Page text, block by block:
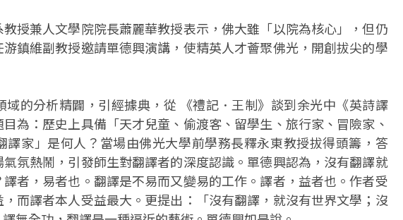
授兼人文學院院長蕭麗華教授表示，佛大雖「以院為核心」，但仍
鎮維副教授邀請單德興演講，使精英人才薈聚佛光，開創拔尖的學
域的分析精闢，引經據典，從 《禮記．王制》談到余光中《英詩譯
為：歷史上具備「天才兒童、偷渡客、留學生、旅行家、冒險家、
譯家」是何人？當場由佛光大學前學務長釋永東教授拔得頭籌，答
氛熱鬧，引發師生對翻譯者的深度認識。單德興認為，沒有翻譯就
者，易者也。翻譯是不易而又變易的工作。譯者，益者也。作者受
而譯者本人受益最大。更提出：「沒有翻譯，就沒有世界文學；沒